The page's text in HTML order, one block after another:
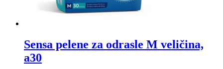
Sensa pelene za odrasle M veličina,
a30